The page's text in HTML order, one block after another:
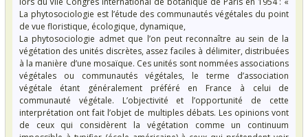
La phytosociologie est l’étude des communautés végétales du point
de vue floristique, écologique, dynamique,
La phytosociologie admet que l’on peut reconnaître au sein de la
végétation des unités discrètes, assez faciles à délimiter, distribuées
à la manière d’une mosaïque. Ces unités sont nommées associations
végétales ou communautés végétales, le terme d’association
végétale étant généralement préféré en France à celui de
communauté végétale. L’objectivité et l’opportunité de cette
interprétation ont fait l’objet de multiples débats. Les opinions vont
de ceux qui considèrent la végétation comme un continuum